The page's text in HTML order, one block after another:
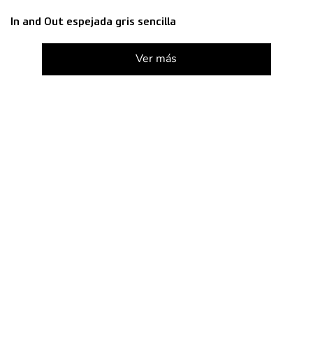
In and Out espejada gris sencilla
Ver más